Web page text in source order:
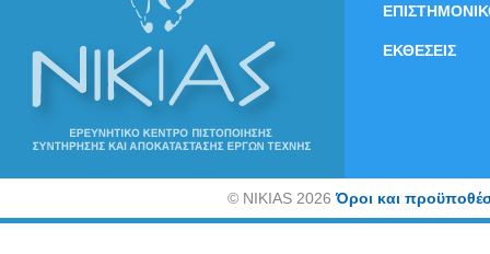
ΕΚΘΕΣΕΙΣ
©NIKIAS 2026Όροι και